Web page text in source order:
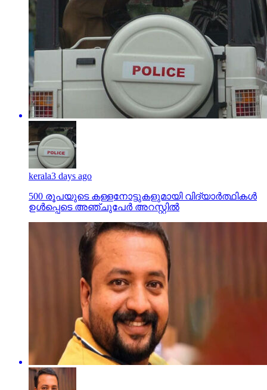
kerala3 days ago
500 രൂപയുടെ കള്ളനോട്ടുകളുമായി വിദ്യാര്‍ത്ഥികള്‍
ഉള്‍പ്പെടെ അഞ്ചുപേര്‍ അറസ്റ്റില്‍